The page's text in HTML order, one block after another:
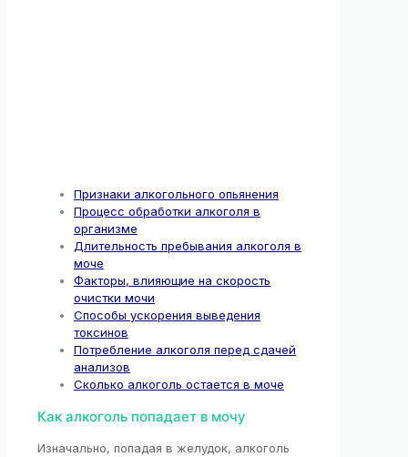
Признаки алкогольного опьянения
Процесс обработки алкоголя в
организме
Длительность пребывания алкоголя в
моче
Факторы, влияющие на скорость
очистки мочи
Способы ускорения выведения
токсинов
Потребление алкоголя перед сдачей
анализов
Сколько алкоголь остается в моче
Как алкоголь попадает в мочу
Изначально, попадая в желудок, алкоголь